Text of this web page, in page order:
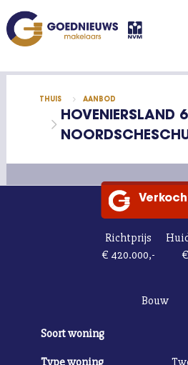
0850 47 99 77
THUIS AANBOD
HOVENIERSLAND
Richtprijs
€ 420.000,-
Bouw
Soort woning
Type woning